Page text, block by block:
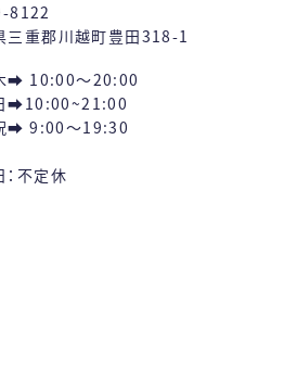
8122
三重郡川越町豊田318-1
➡ 10:00〜20:00
➡10:00~21:00
➡ 9:00〜19:30
：不定休